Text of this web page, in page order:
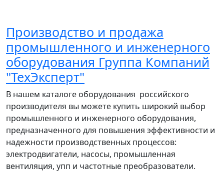
Производство и продажа
промышленного и инженерного
оборудования Группа Компаний
"ТехЭксперт"
В нашем каталоге оборудования российского
производителя вы можете купить широкий выбор
промышленного и инженерного оборудования,
предназначенного для повышения эффективности и
надежности производственных процессов:
электродвигатели, насосы, промышленная
вентиляция, упп и частотные преобразователи.